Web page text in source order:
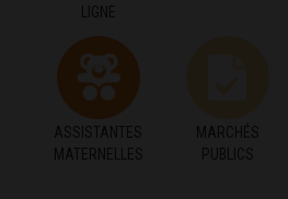
LIGNE
ASSISTANTES
MATERNELLES
MARCHÉS
PUBLICS